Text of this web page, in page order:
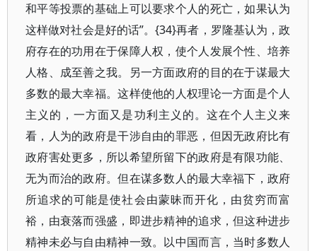
和平等投票的基础上可以要求个人的死亡，如果认为
这样做对社会是好的话”。{34}再者，罗隆基认为，政
府存在的功用在于保障人权，使个人发展个性、培养
人格、成至善之我。另一方面政府的目的在于谋最大
多数的最大幸福。这样使他的人权理论一方面是个人
主义的，一方面又是功利主义的。这在个人主义来
看，人为的政府是干涉自由的罪恶，但因无政府比有
政府害处更多，所以希望所留下的政府是有限功能、
无为而治的政府。但在谋多数人的最大幸福下，政府
所追求的可能是使社会由蒙昧而开化，由贫穷而富
裕，由衰落而强盛，即进步精神的追求，但这种进步
精神未必与自由精神一致。以中国而言，当时多数人